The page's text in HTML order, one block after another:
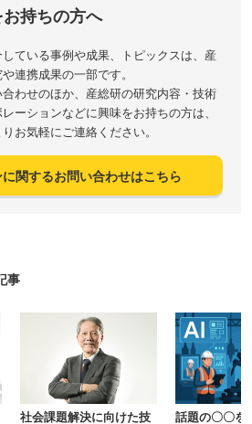
持ちの方へ
ている事例や成果、トピックスは、産
連携成果の一部です。
わせのほか、産総研の研究内容・技術
ーションなどに興味をお持ちの方は、
お気軽にご連絡ください。
関するお問い合わせはこちら
事
社会課題解決に向けた技 話題の〇〇